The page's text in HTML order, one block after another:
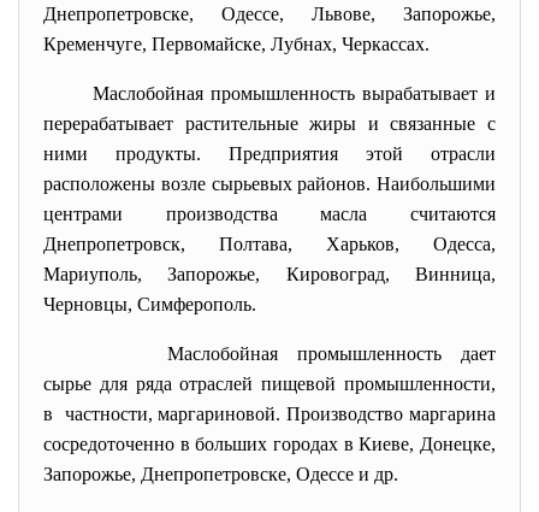
Днепропетровске, Одессе, Львове, Запорожье,
Кременчуге, Первомайске, Лубнах, Черкассах.
Маслобойная промышленность вырабатывает и
перерабатывает растительные жиры и связанные с
ними продукты. Предприятия этой отрасли
расположены возле сырьевых районов. Наибольшими
центрами производства масла считаются
Днепропетровск, Полтава, Харьков, Одесса,
Мариуполь, Запорожье, Кировоград, Винница,
Черновцы, Симферополь.
Маслобойная промышленность дает
сырье для ряда отраслей пищевой промышленности,
в частности, маргариновой. Производство маргарина
сосредоточенно в больших городах в Киеве, Донецке,
Запорожье, Днепропетровске, Одессе и др.